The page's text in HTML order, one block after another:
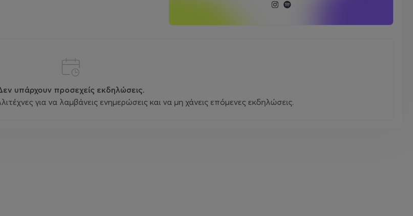
υπάρχουν προσεχείς εκδηλώσεις.
για να λαμβάνεις ενημερώσεις και να μη χάνεις επόμενες εκδηλώσεις.